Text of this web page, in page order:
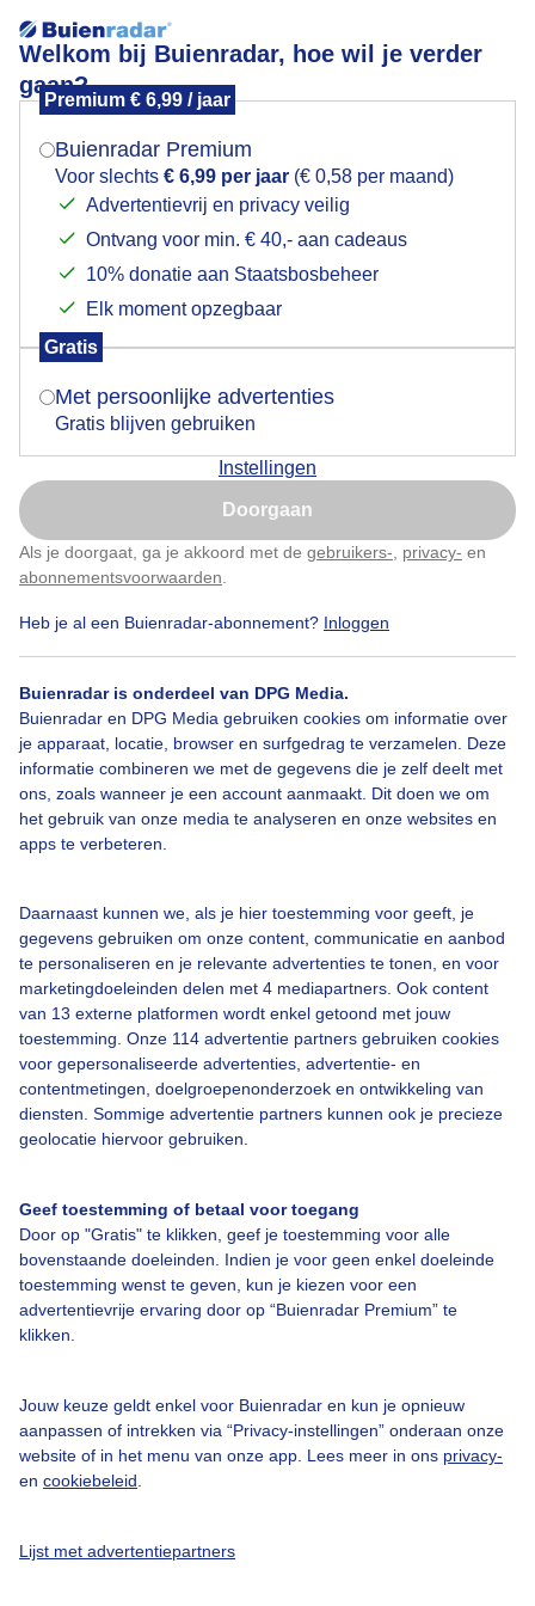
Welkom bij Buienradar, hoe wil je verder
gaan?
Premium € 6,99 / jaar
Buienradar Premium
Voor slechts € 6,99 per jaar (€ 0,58 per maand)
Advertentievrij en privacy veilig
Ontvang voor min. € 40,- aan cadeaus
10% donatie aan Staatsbosbeheer
Elk moment opzegbaar
Gratis
Met persoonlijke advertenties
Gratis blijven gebruiken
Instellingen
Doorgaan
Als je doorgaat, ga je akkoord met de gebruikers- privacy- en
abonnementsvoorwaarden
Heb je al een Buienradar-abonnement? Inloggen
Buienradar is onderdeel van DPG Media.
Buienradar en DPG Media gebruiken cookies om informatie over
je apparaat, locatie, browser en surfgedrag te verzamelen. Deze
informatie combineren we met de gegevens die je zelf deelt met
ons, zoals wanneer je een account aanmaakt. Dit doen we om
het gebruik van onze media te analyseren en onze websites en
apps te verbeteren.
Daarnaast kunnen we, als je hier toestemming voor geeft, je
gegevens gebruiken om onze content, communicatie en aanbod
te personaliseren en je relevante advertenties te tonen, en voor
marketingdoeleinden delen met 4 mediapartners. Ook content
van 13 externe platformen wordt enkel getoond met jouw
toestemming. Onze 114 advertentie partners gebruiken cookies
voor gepersonaliseerde advertenties, advertentie- en
contentmetingen, doelgroepenonderzoek en ontwikkeling van
diensten. Sommige advertentie partners kunnen ook je precieze
geolocatie hiervoor gebruiken.
Geef toestemming of betaal voor toegang
Door op "Gratis" te klikken, geef je toestemming voor alle
bovenstaande doeleinden. Indien je voor geen enkel doeleinde
toestemming wenst te geven, kun je kiezen voor een
advertentievrije ervaring door op “Buienradar Premium” te
klikken.
Jouw keuze geldt enkel voor Buienradar en kun je opnieuw
aanpassen of intrekken via “Privacy-instellingen” onderaan onze
website of in het menu van onze app. Lees meer in ons privacy-
en cookiebeleid
Lijst met advertentiepartners
Donkere wolken boven Rooy
Komt een bui aan
Door: Anita Maes-Kuppens Gemaakt: 17-05-2026, 34x bekeken
Bekijk slideshow
Een moment geduld aub...
Over Buienradar
Veelgestelde vragen
Contact
Toegankelijkheid
Buienradar Team
Privacy beleid
Privacy instellingen
Mogen we je locatie gebruiken voor het
Indien je hier nog geen akkoord op hebt gegeven,
verschijnt er zo een pop-up uit je browser waarin
Is goed, toon de popup
Nu niet, misschien later
Klik hierom dit aan te passen